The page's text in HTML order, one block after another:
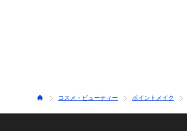
コスメ・ビューティー ポイントメイク